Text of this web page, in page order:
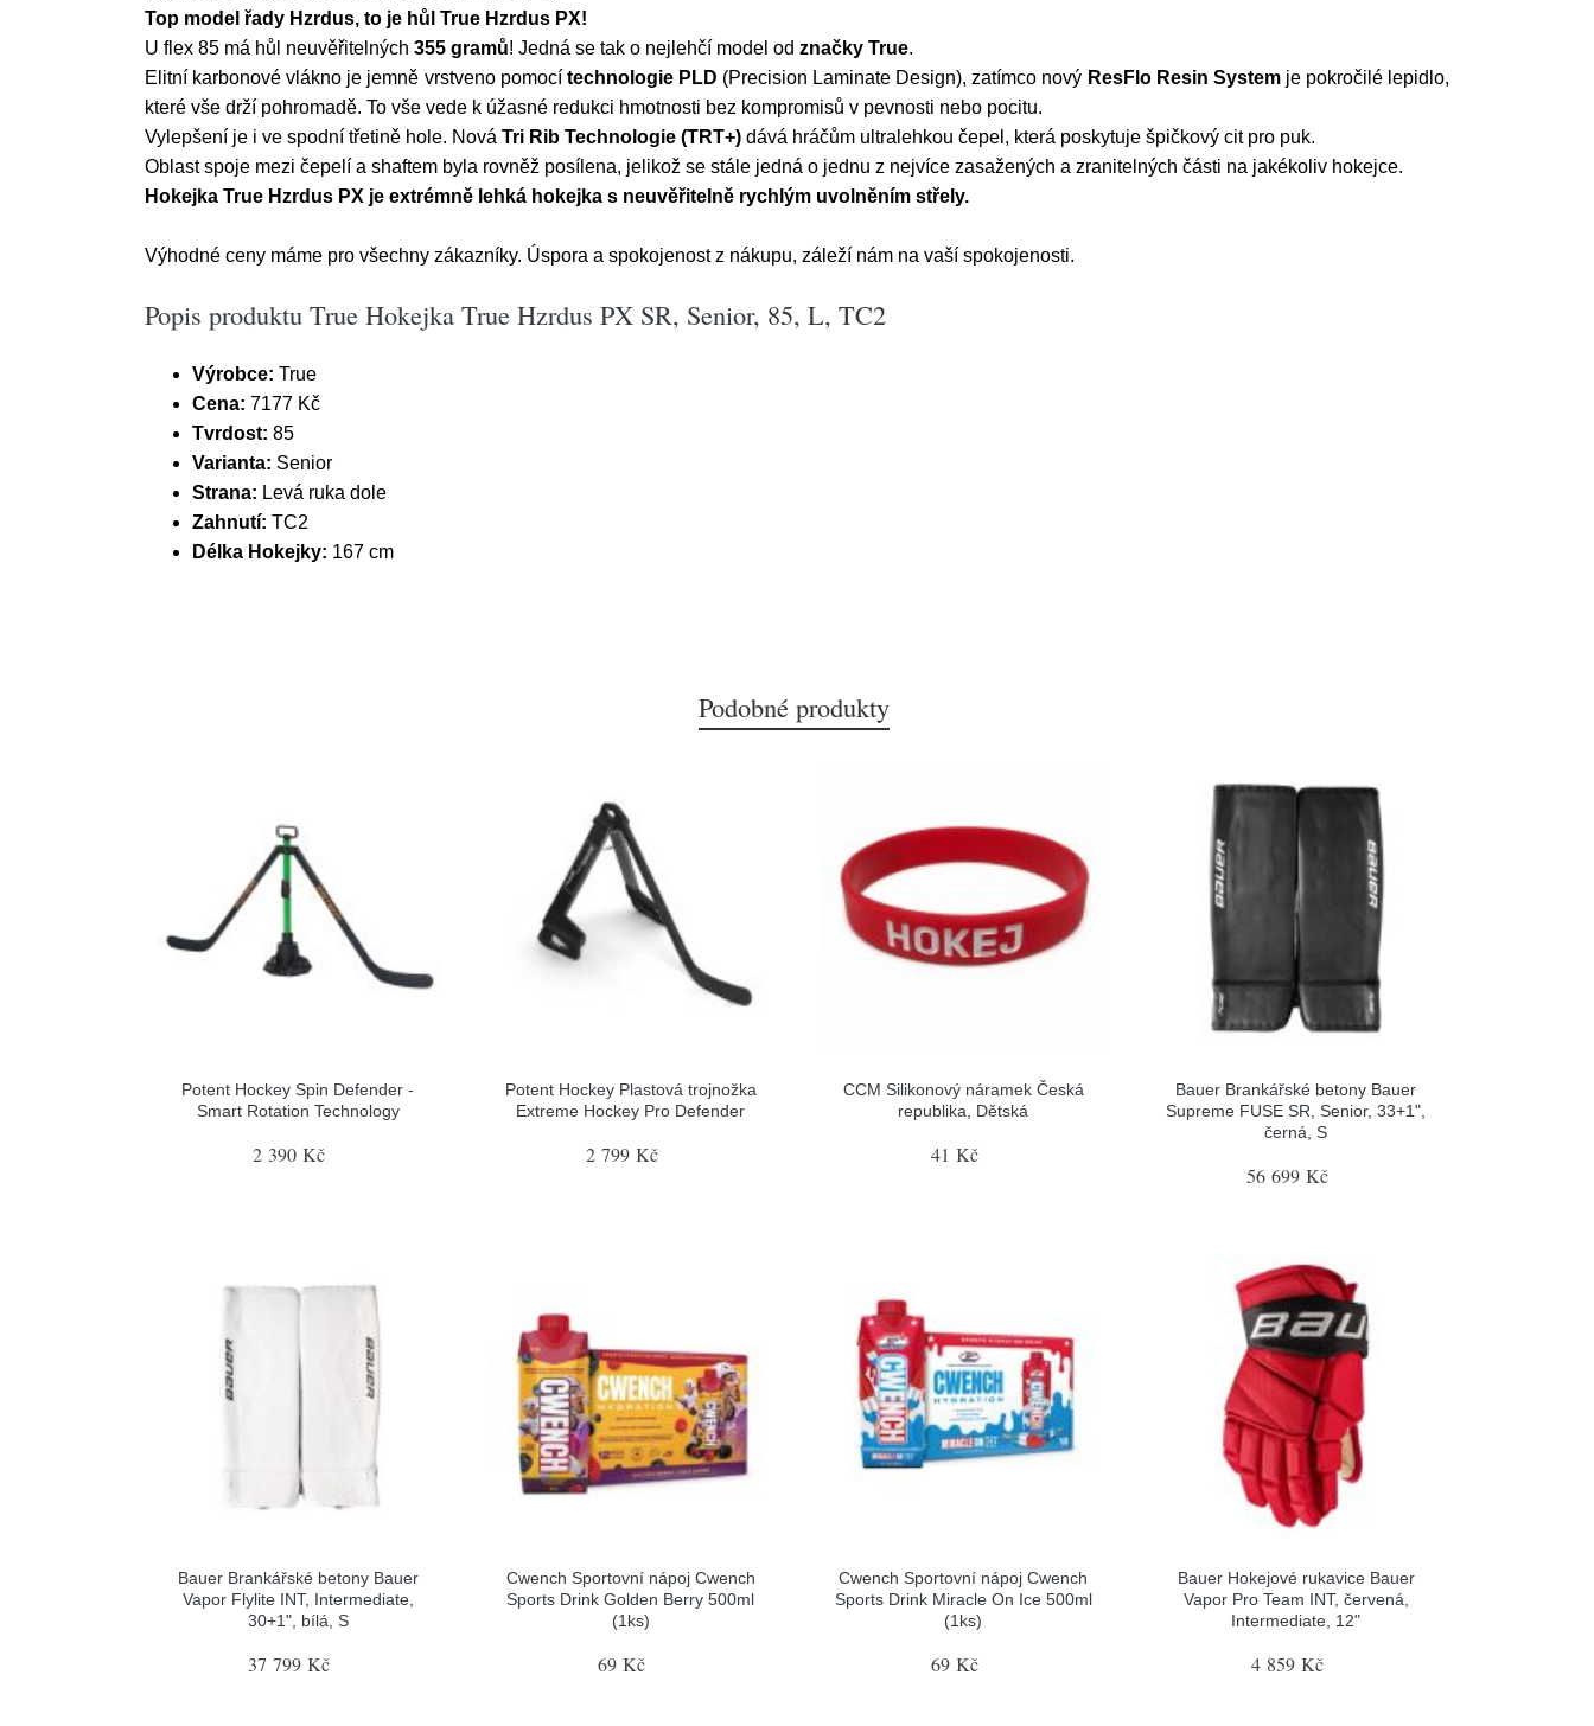
Top model řady Hzrdus, to je hůl True Hzrdus PX!
U flex 85 má hůl neuvěřitelných 355 gramů! Jedná se tak o nejlehčí model od značky True.
Elitní karbonové vlákno je jemně vrstveno pomocí technologie PLD (Precision Laminate Design), zatímco nový ResFlo Resin Systemje pokročilé lepidlo,
které vše drží pohromadě. To vše vede k úžasné redukci hmotnosti bez kompromisů v pevnosti nebo pocitu.
Vylepšení je i ve spodní třetině hole. Nová Tri Rib Technologie (TRT+) dává hráčům ultralehkou čepel, která poskytuje špičkový cit pro puk.
Oblast spoje mezi čepelí a shaftem byla rovněž posílena, jelikož se stále jedná o jednu z nejvíce zasažených a zranitelných části na jakékoliv hokejce.
Hokejka True Hzrdus PX je extrémně lehká hokejka s neuvěřitelně rychlým uvolněním střely.
Výhodné ceny máme pro všechny zákazníky. Úspora a spokojenost z nákupu, záleží nám na vaší spokojenosti.
Popis produktu True Hokejka True Hzrdus PX SR, Senior, 85, L, TC2
Výrobce: True
Cena: 7177 Kč
Tvrdost: 85
Varianta: Senior
Strana: Levá ruka dole
Zahnutí: TC2
Délka Hokejky: 167 cm
Podobné produkty
Potent Hockey Spin Defender -
Smart Rotation Technology
2 390 Kč
Potent Hockey Plastová trojnožka
Extreme Hockey Pro Defender
2 799 Kč
CCM Silikonový náramek Česká
republika, Dětská
41 Kč
Bauer Brankářské betony Bauer
Supreme FUSE SR, Senior, 33+1",
černá, S
56 699 Kč
Bauer Brankářské betony Bauer
Vapor Flylite INT, Intermediate,
30+1", bílá, S
37 799 Kč
Cwench Sportovní nápoj Cwench
Sports Drink Golden Berry 500ml
(1ks)
69 Kč
Cwench Sportovní nápoj Cwench
Sports Drink Miracle On Ice 500ml
(1ks)
69 Kč
Bauer Hokejové rukavice Bauer
Vapor Pro Team INT, červená,
Intermediate, 12"
4 859 Kč